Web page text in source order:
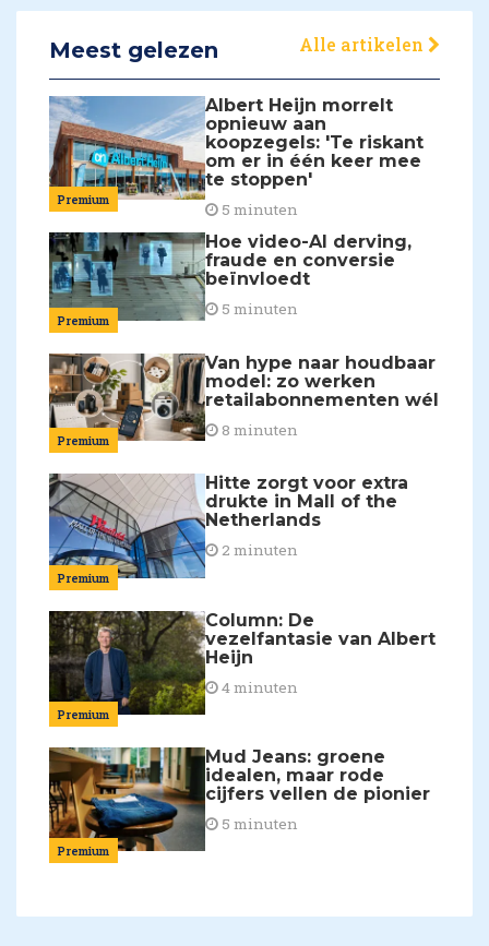
Meest gelezen Alle artikelen
Premium
Albert Heijn morrelt
opnieuw aan
koopzegels: 'Te riskant
om er in één keer mee
te stoppen'
5 minuten
Premium
Hoe video-AI derving,
fraude en conversie
beïnvloedt
5 minuten
Premium
Van hype naar houdbaar
model: zo werken
retailabonnementen wél
8 minuten
Premium
Hitte zorgt voor extra
drukte in Mall of the
Netherlands
2 minuten
Premium
Column: De
vezelfantasie van Albert
Heijn
4 minuten
Premium
Mud Jeans: groene
idealen, maar rode
cijfers vellen de pionier
5 minuten